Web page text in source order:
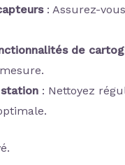
: Assurez-
de
: Nettoyez